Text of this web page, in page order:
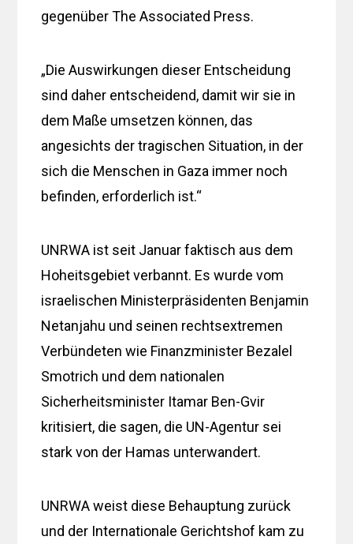
gegenüber The Associated Press.
„Die Auswirkungen dieser Entscheidung
sind daher entscheidend, damit wir sie in
dem Maße umsetzen können, das
angesichts der tragischen Situation, in der
sich die Menschen in Gaza immer noch
befinden, erforderlich ist.“
UNRWA ist seit Januar faktisch aus dem
Hoheitsgebiet verbannt. Es wurde vom
israelischen Ministerpräsidenten Benjamin
Netanjahu und seinen rechtsextremen
Verbündeten wie Finanzminister Bezalel
Smotrich und dem nationalen
Sicherheitsminister Itamar Ben-Gvir
kritisiert, die sagen, die UN-Agentur sei
stark von der Hamas unterwandert.
UNRWA weist diese Behauptung zurück
und der Internationale Gerichtshof kam zu